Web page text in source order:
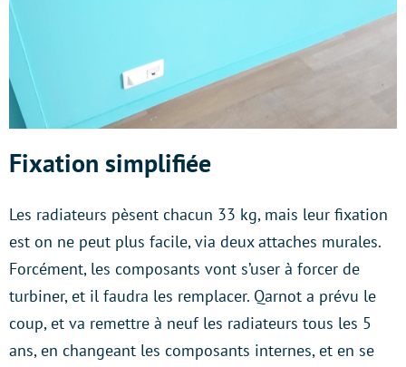
Fixation simplifiée
Les radiateurs pèsent chacun 33 kg, mais leur fixation
est on ne peut plus facile, via deux attaches murales.
Forcément, les composants vont s’user à forcer de
turbiner, et il faudra les remplacer. Qarnot a prévu le
coup, et va remettre à neuf les radiateurs tous les 5
ans, en changeant les composants internes, et en se